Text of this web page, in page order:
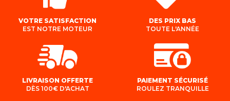
VOTRE SATISFACTION
EST NOTRE MOTEUR
DES PRIX BAS
TOUTE L'ANNÉE
LIVRAISON OFFERTE
DÈS 100€ D'ACHAT
PAIEMENT SÉCURISÉ
ROULEZ TRANQUILLE